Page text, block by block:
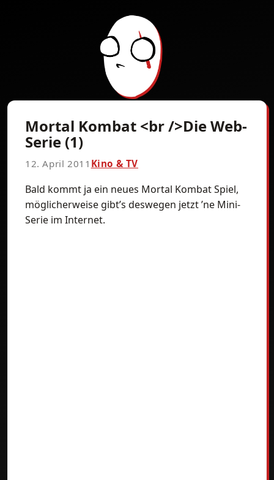
Mortal Kombat <br />Die Web-
Serie (1)
12. April 2011 Kino & TV
Bald kommt ja ein neues Mortal Kombat Spiel,
möglicherweise gibt’s deswegen jetzt ’ne Mini-
Serie im Internet.